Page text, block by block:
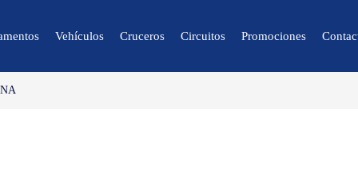
Vehículos Cruceros Circuitos Promociones